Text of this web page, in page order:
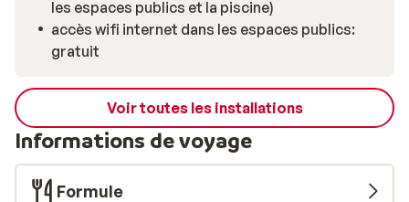
les espaces publics et la piscine)
accès wifi internet dans les espaces publics:
gratuit
Voir toutes les installations
Informations de voyage
Formule